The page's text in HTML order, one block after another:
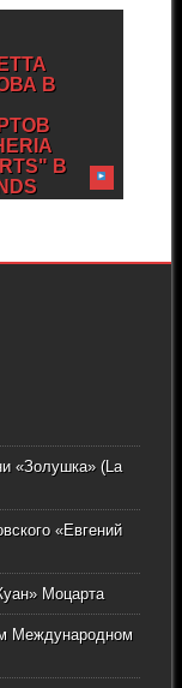
В
В
концертов
«Золушка» (La
«Евгений
Моцарта
Международном